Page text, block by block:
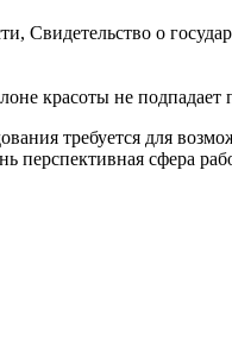
о
красоты не
требуется для
перспективная сфера